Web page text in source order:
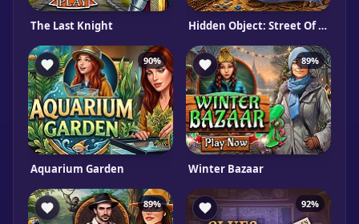
The Last Knight Hidden Object: Street Of Secrets
90%
Aquarium Garden
89%
Winter Bazaar
89% 92%